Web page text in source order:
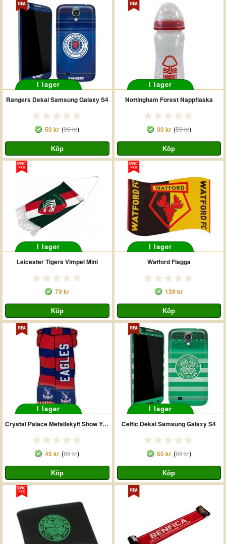
I lager
Rangers Dekal Samsung Galaxy S4
50 kr (99 kr)
I lager
Nottingham Forest Nappflaska
30 kr(59 kr)
I lager
Leicester Tigers Vimpel Mini
79 kr
I lager
Watford Flagga
139 kr
I lager
Crystal Palace Metallskylt Show Your Colours
45 kr (89 kr)
I lager
Celtic Dekal Samsung Galaxy S4
50 kr(99 kr)